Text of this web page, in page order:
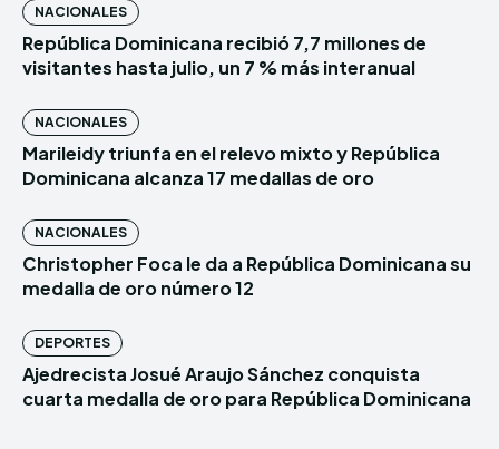
NACIONALES
República Dominicana recibió 7,7 millones de
visitantes hasta julio, un 7 % más interanual
NACIONALES
Marileidy triunfa en el relevo mixto y República
Dominicana alcanza 17 medallas de oro
NACIONALES
Christopher Foca le da a República Dominicana su
medalla de oro número 12
DEPORTES
Ajedrecista Josué Araujo Sánchez conquista
cuarta medalla de oro para República Dominicana